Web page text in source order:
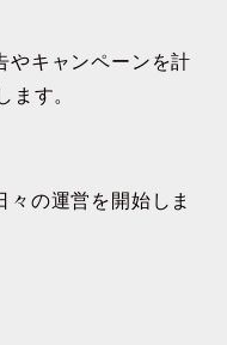
やキャンペーンを計
ます。
の運営を開始しま